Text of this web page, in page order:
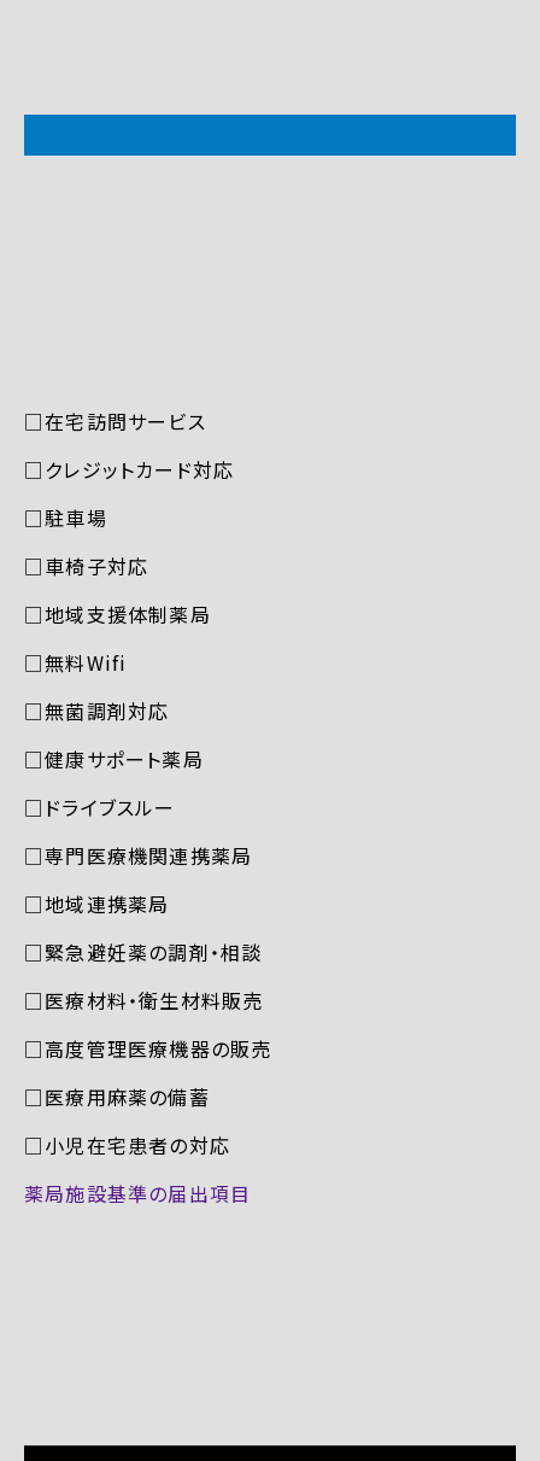
□在宅訪問サービス
□クレジットカード対応
□駐車場
□車椅子対応
□地域支援体制薬局
□無料Wifi
□無菌調剤対応
□健康サポート薬局
□ドライブスルー
□専門医療機関連携薬局
□地域連携薬局
□緊急避妊薬の調剤・相談
□医療材料・衛生材料販売
□高度管理医療機器の販売
□医療用麻薬の備蓄
□小児在宅患者の対応
薬局施設基準の届出項目